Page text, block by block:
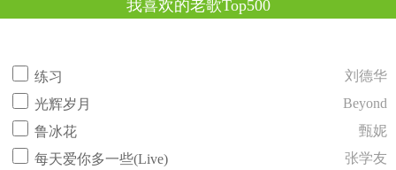
我喜欢的老歌Top500
练习
刘德华
光辉岁月
Beyond
鲁冰花
甄妮
每天爱你多一些(Live)
张学友